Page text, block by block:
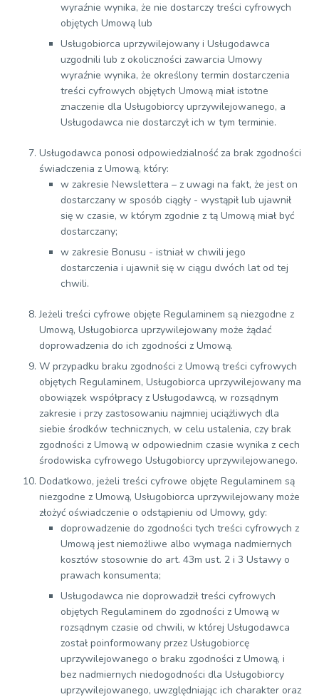
wyraźnie wynika, że nie dostarczy treści cyfrowych
objętych Umową lub
Usługobiorca uprzywilejowany i Usługodawca
uzgodnili lub z okoliczności zawarcia Umowy
wyraźnie wynika, że określony termin dostarczenia
treści cyfrowych objętych Umową miał istotne
znaczenie dla Usługobiorcy uprzywilejowanego, a
Usługodawca nie dostarczył ich w tym terminie.
Usługodawca ponosi odpowiedzialność za brak zgodności
świadczenia z Umową, który:
w zakresie Newslettera – z uwagi na fakt, że jest on
dostarczany w sposób ciągły - wystąpił lub ujawnił
się w czasie, w którym zgodnie z tą Umową miał być
dostarczany;
w zakresie Bonusu - istniał w chwili jego
dostarczenia i ujawnił się w ciągu dwóch lat od tej
chwili.
Jeżeli treści cyfrowe objęte Regulaminem są niezgodne z
Umową, Usługobiorca uprzywilejowany może żądać
doprowadzenia do ich zgodności z Umową.
W przypadku braku zgodności z Umową treści cyfrowych
objętych Regulaminem, Usługobiorca uprzywilejowany ma
obowiązek współpracy z Usługodawcą, w rozsądnym
zakresie i przy zastosowaniu najmniej uciążliwych dla
siebie środków technicznych, w celu ustalenia, czy brak
zgodności z Umową w odpowiednim czasie wynika z cech
środowiska cyfrowego Usługobiorcy uprzywilejowanego.
Dodatkowo, jeżeli treści cyfrowe objęte Regulaminem są
niezgodne z Umową, Usługobiorca uprzywilejowany może
złożyć oświadczenie o odstąpieniu od Umowy, gdy:
doprowadzenie do zgodności tych treści cyfrowych z
Umową jest niemożliwe albo wymaga nadmiernych
kosztów stosownie do art. 43m ust. 2 i 3 Ustawy o
prawach konsumenta;
Usługodawca nie doprowadził treści cyfrowych
objętych Regulaminem do zgodności z Umową w
rozsądnym czasie od chwili, w której Usługodawca
został poinformowany przez Usługobiorcę
uprzywilejowanego o braku zgodności z Umową, i
bez nadmiernych niedogodności dla Usługobiorcy
uprzywilejowanego, uwzględniając ich charakter oraz